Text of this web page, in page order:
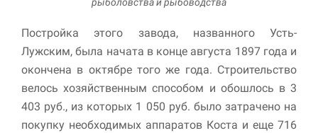
рыболовства и рыбоводства
Постройка этого завода, названного Усть-
Лужским, была начата в конце августа 1897 года и
окончена в октябре того же года. Строительство
велось хозяйственным способом и обошлось в 3
403 руб., из которых 1 050 руб. было затрачено на
покупку необходимых аппа­ратов Коста и еще 716